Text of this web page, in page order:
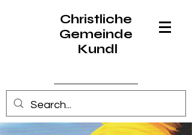
Christliche
Gemeinde
Kundl
Anmelden